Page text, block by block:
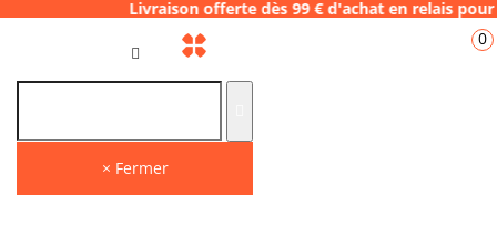
Livraison offerte dès 99 € d'achat en
× Fermer
0